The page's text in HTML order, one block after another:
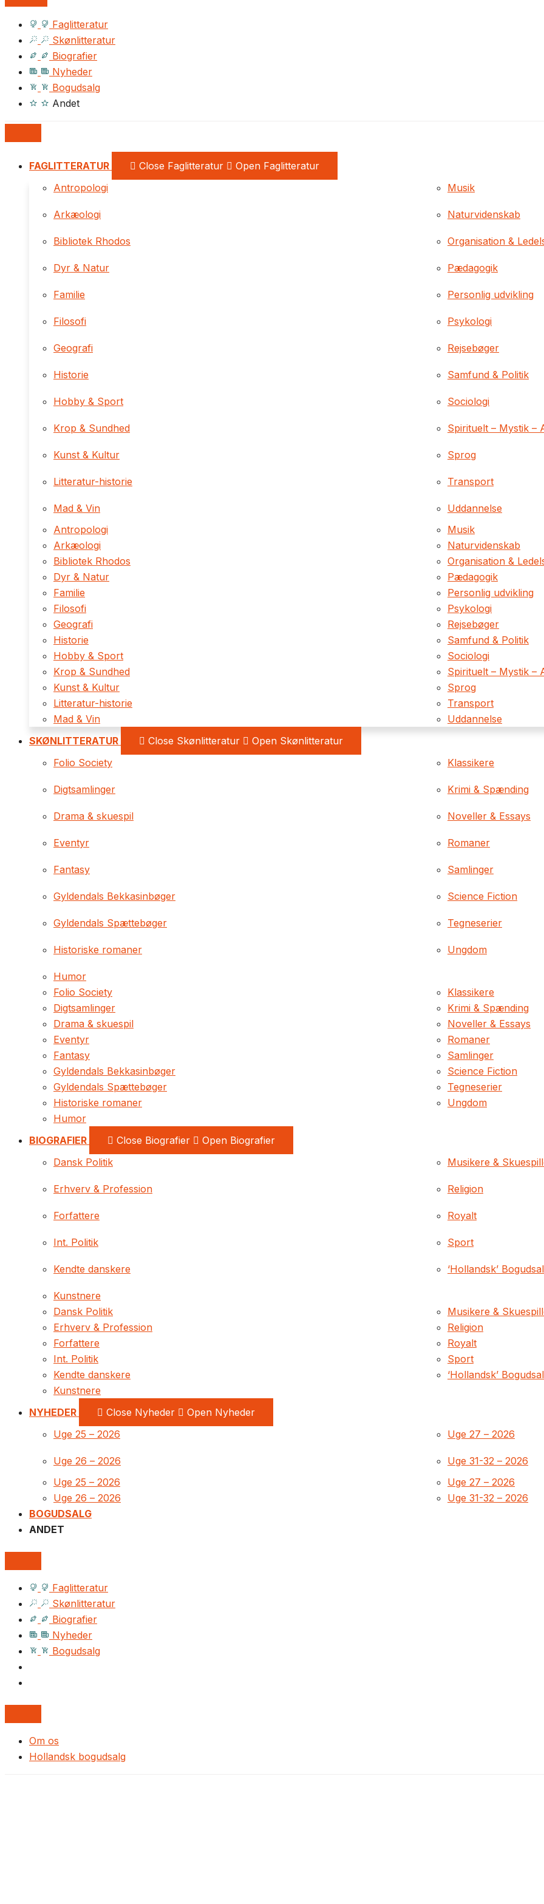
Faglitteratur
Skønlitteratur
Biografier
Nyheder
Bogudsalg
Andet
FAGLITTERATUR Close Faglitteratur
Open Faglitteratur
Antropologi
Arkæologi
Bibliotek Rhodos
Dyr & Natur
Familie
Filosofi
Geografi
Historie
Hobby & Sport
Krop & Sundhed
Kunst & Kultur
Litteratur-historie
Mad & Vin
Musik
Naturvidenskab
Organisation &
Pædagogik
Personlig udvikling
Psykologi
Rejsebøger
Samfund & Politik
Sociologi
Spirituelt – Mystik –
Sprog
Transport
Uddannelse
Antropologi
Arkæologi
Bibliotek Rhodos
Dyr & Natur
Familie
Filosofi
Geografi
Historie
Hobby & Sport
Krop & Sundhed
Kunst & Kultur
Litteratur-historie
Mad & Vin
Musik
Naturvidenskab
Organisation &
Pædagogik
Personlig udvikling
Psykologi
Rejsebøger
Samfund & Politik
Sociologi
Spirituelt – Mystik –
Sprog
Transport
Uddannelse
SKØNLITTERATUR
Close Skønlitteratur
Open Skønlitteratur
Folio Society
Digtsamlinger
Drama & skuespil
Eventyr
Fantasy
Gyldendals Bekkasinbøger
Gyldendals Spættebøger
Historiske romaner
Humor
Klassikere
Krimi & Spænding
Noveller & Essays
Romaner
Samlinger
Science Fiction
Tegneserier
Ungdom
Folio Society
Digtsamlinger
Drama & skuespil
Eventyr
Fantasy
Gyldendals Bekkasinbøger
Gyldendals Spættebøger
Historiske romaner
Humor
Klassikere
Krimi & Spænding
Noveller & Essays
Romaner
Samlinger
Science Fiction
Tegneserier
Ungdom
BIOGRAFIER Close Biografier
Open Biografier
Dansk Politik
Erhverv & Profession
Forfattere
Int. Politik
Kendte danskere
Kunstnere
Musikere &
Religion
Royalt
Sport
‘Hollandsk’
Dansk Politik
Erhverv & Profession
Forfattere
Int. Politik
Kendte danskere
Kunstnere
Musikere &
Religion
Royalt
Sport
‘Hollandsk’
NYHEDER Close Nyheder
Open Nyheder
Uge 25 – 2026
Uge 26 – 2026
Uge 27 – 2026
Uge 31-32 – 2026
Uge 25 – 2026
Uge 26 – 2026
Uge 27 – 2026
Uge 31-32 – 2026
BOGUDSALG
ANDET
Faglitteratur
Skønlitteratur
Biografier
Nyheder
Bogudsalg
Om os
Hollandsk bogudsalg